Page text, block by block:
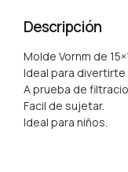
Descripción
Molde Vornm de
Ideal para divertirte
A prueba de
Facil de sujetar.
Ideal para niños.